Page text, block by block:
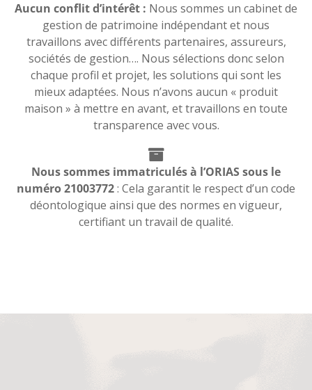
Aucun conflit d’intérêt : Nous sommes un cabinet de
gestion de patrimoine indépendant et nous
travaillons avec différents partenaires, assureurs,
sociétés de gestion…. Nous sélections donc selon
chaque profil et projet, les solutions qui sont les
mieux adaptées. Nous n’avons aucun « produit
maison » à mettre en avant, et travaillons en toute
transparence avec vous.
Nous sommes immatriculés à l’ORIAS sous le
numéro 21003772: Cela garantit le respect d’un code
déontologique ainsi que des normes en vigueur,
certifiant un travail de qualité.